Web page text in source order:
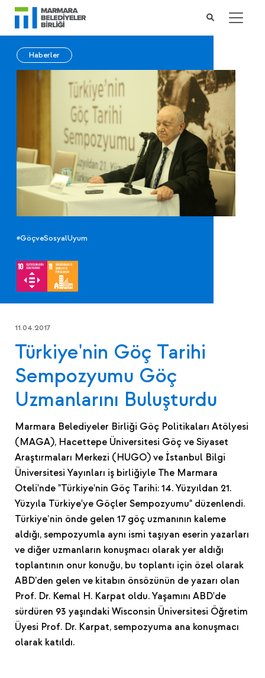
Haberler
#GöçveSosyalUyum
11.04.2017
Türkiye'nin Göç Tarihi
Sempozyumu Göç
Uzmanlarını Buluşturdu
Marmara Belediyeler Birliği Göç Politikaları Atölyesi
(MAGA), Hacettepe Üniversitesi Göç ve Siyaset
Araştırmaları Merkezi (HUGO) ve İstanbul Bilgi
Üniversitesi Yayınları iş birliğiyle The Marmara
Oteli'nde "Türkiye'nin Göç Tarihi: 14. Yüzyıldan 21.
Yüzyıla Türkiye'ye Göçler Sempozyumu" düzenlendi.
Türkiye’nin önde gelen 17 göç uzmanının kaleme
aldığı, sempozyumla aynı ismi taşıyan eserin yazarları
ve diğer uzmanların konuşmacı olarak yer aldığı
toplantının onur konuğu, bu toplantı için özel olarak
ABD’den gelen ve kitabın önsözünün de yazarı olan
Prof. Dr. Kemal H. Karpat oldu. Yaşamını ABD'de
sürdüren 93 yaşındaki Wisconsin Üniversitesi Öğretim
Üyesi Prof. Dr. Karpat, sempozyuma ana konuşmacı
olarak katıldı.